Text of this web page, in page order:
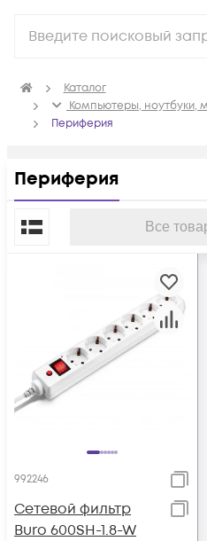
Каталог
Компьютеры, ноутбуки,
Периферия
Периферия
Все
По популярности
992246
Сетевой фильтр
Buro 600SH-1.8-W